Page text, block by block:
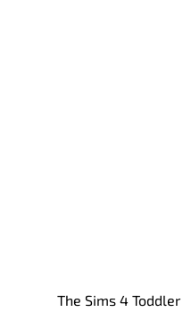
The Sims 4